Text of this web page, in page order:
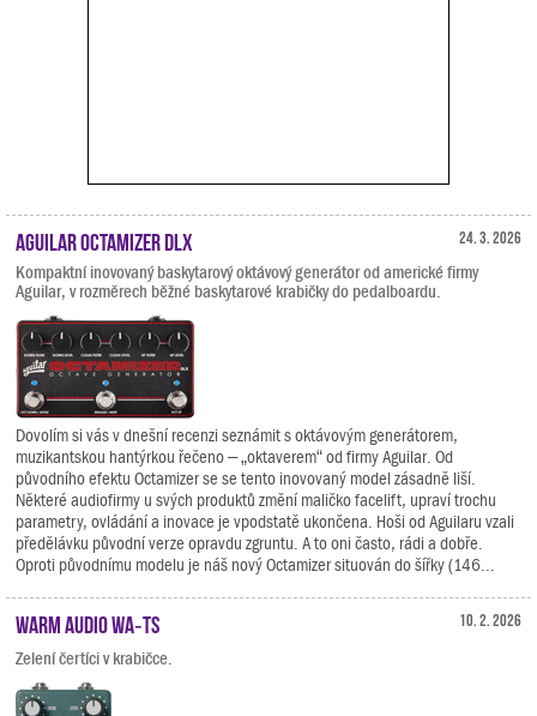
24. 3. 2026
Aguilar Octamizer DLX
Kompaktní inovovaný baskytarový oktávový generátor od americké firmy
Aguilar, v rozměrech běžné baskytarové krabičky do pedalboardu.
Dovolím si vás v dnešní recenzi seznámit s oktávovým generátorem,
muzikantskou hantýrkou řečeno – „oktaverem“ od firmy Aguilar. Od
původního efektu Octamizer se se tento inovovaný model zásadně liší.
Některé audiofirmy u svých produktů změní maličko facelift, upraví trochu
parametry, ovládání a inovace je vpodstatě ukončena. Hoši od Aguilaru vzali
předělávku původní verze opravdu zgruntu. A to oni často, rádi a dobře.
Oproti původnímu modelu je náš nový Octamizer situován do šířky (146...
10. 2. 2026
Warm Audio WA‑TS
Zelení čertíci v krabičce.